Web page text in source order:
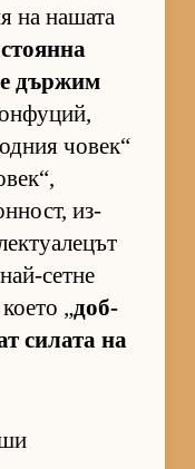
на на­шата
дър­жим
чо­век“
из­
сетне
„доб­
си­лата на